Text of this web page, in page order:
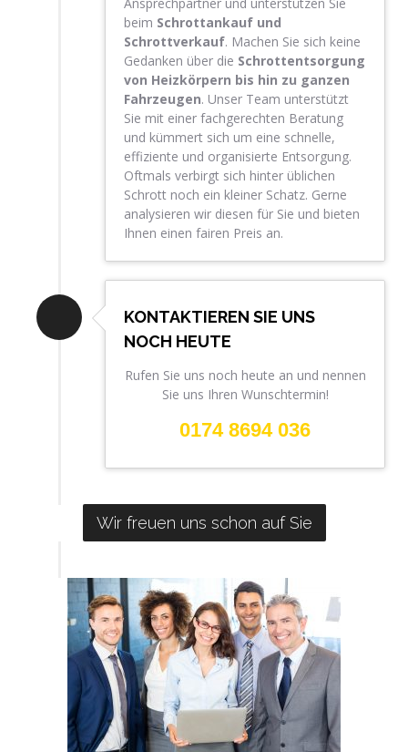
beim Schrottankauf und
Schrottverkauf. Machen Sie sich keine
Gedanken über die Schrottentsorgung
von Heizkörpern bis hin zu ganzen
Fahrzeugen. Unser Team unterstützt
Sie mit einer fachgerechten Beratung
und kümmert sich um eine schnelle,
effiziente und organisierte Entsorgung.
Oftmals verbirgt sich hinter üblichen
Schrott noch ein kleiner Schatz. Gerne
analysieren wir diesen für Sie und bieten
Ihnen einen fairen Preis an.
KONTAKTIEREN SIE UNS
NOCH HEUTE
Rufen Sie uns noch heute an und nennen
Sie uns Ihren Wunschtermin!
0174 8694 036
Wir freuen uns schon auf Sie